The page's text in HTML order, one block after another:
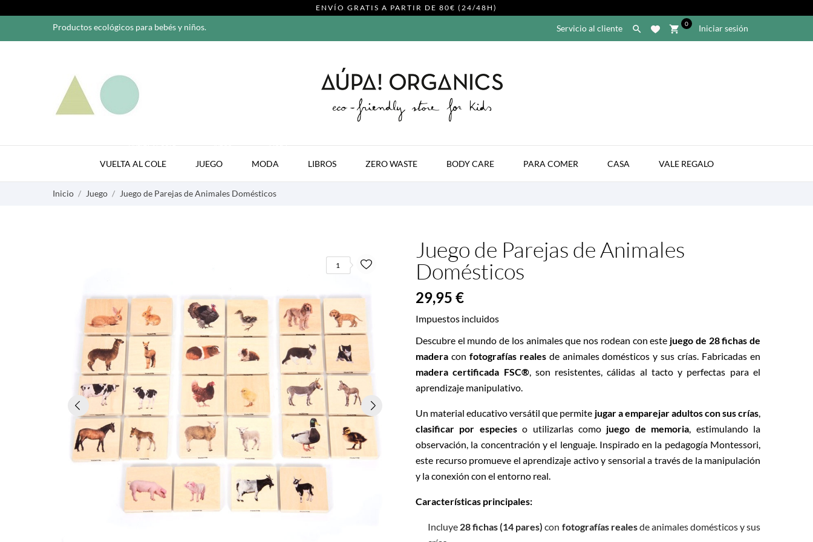
ENVÍO GRATIS A PARTIR DE 80€ (24/48H)
Productos ecológicos para bebés y niños. Servicio al cliente  shopping_cart 0 Iniciar sesión
VUELTA AL COLE JUEGO MODA LIBROS ZERO WASTE BODY CARE PARA COMER CASA VALE REGALO
Inicio Juego Juego de Parejas de Animales Domésticos
1
Juego de Parejas de Animales
Domésticos
29,95 €
Impuestos incluidos
Descubre el mundo de los animales que nos rodean con este juego de 28 fichas de
madera con fotografías realesde animales domésticos y sus crías. Fabricadas en
madera certificada FSC®, son resistentes, cálidas al tacto y perfectas para el
aprendizaje manipulativo.
Un material educativo versátil que permite jugar a emparejar adultos con sus crías,
clasificar por especieso utilizarlas como juego de memoria, estimulando la
observación, la concentración y el lenguaje. Inspirado en la pedagogía Montessori,
este recurso promueve el aprendizaje activo y sensorial a través de la manipulación
y la conexión con el entorno real.
Características principales:
Incluye 28 fichas (14 pares) con fotografías realesde animales domésticos y sus